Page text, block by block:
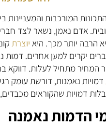
המורכבות והמעניינות
אדם נאמן, נשאר לצד
הרבה יותר מכך. היא יוצרת
יקרים למען אחרים.
המחיר מתחיל לעלות.
דמויות נאמנות, דורשת עומק
דמויות שהקוראים מכבדים,
הדמות נאמנה